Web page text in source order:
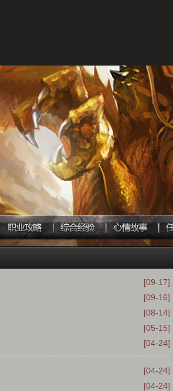
[09-17]
[09-16]
[08-14]
[05-15]
[04-24]
[04-24]
[04-24]